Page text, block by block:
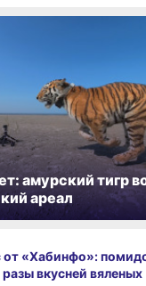
от «Хабинфо»:
вкусней вяленых
амурский тигр
ареал